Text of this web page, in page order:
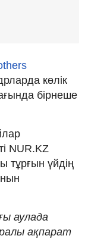
көлік
бірнеше
NUR.KZ
тұрғын үйдің
аулада
ақпарат